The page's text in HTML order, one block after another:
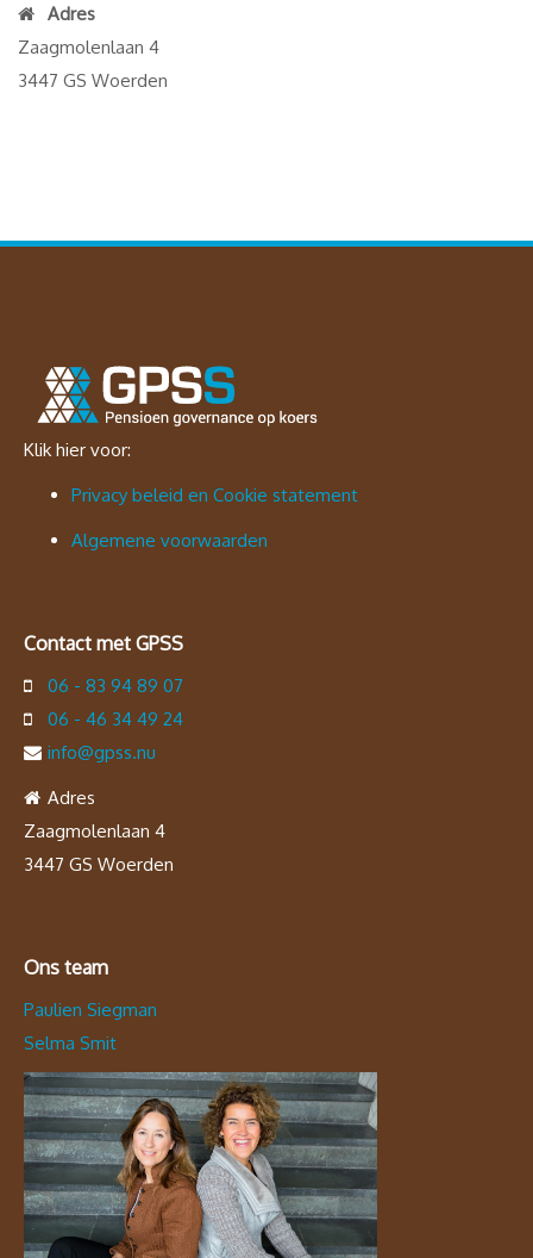
Adres
Zaagmolenlaan 4
3447 GS Woerden
Klik hier voor:
Privacy beleid en Cookie statement
Algemene voorwaarden
Contact met GPSS
06 - 83 94 89 07
06 - 46 34 49 24
info@gpss.nu
Adres
Zaagmolenlaan 4
3447 GS Woerden
Ons team
Paulien Siegman
Selma Smit